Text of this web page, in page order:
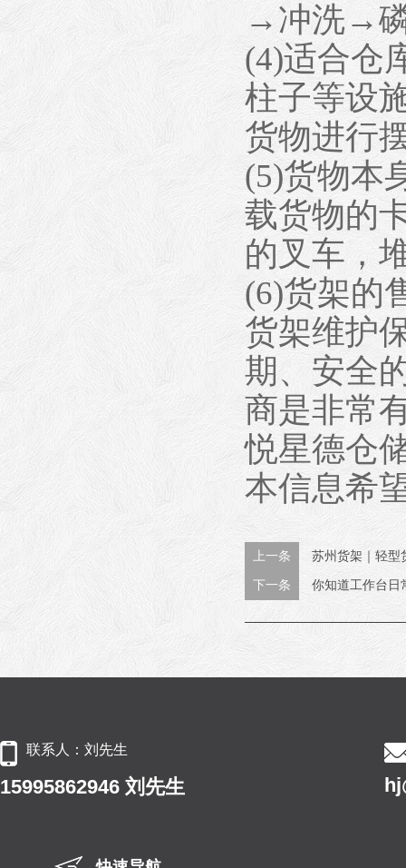
→冲洗→
(4)适合仓
柱子等设
货物进行
(5)货物本
载货物的
的叉车，
(6)货架的
货架维护
期、安全
商是非常
悦星德仓
本信息希
上一条 苏州货架｜轻型
下一条 你知道工作台日
联系人：刘先生
15995862946 刘先生